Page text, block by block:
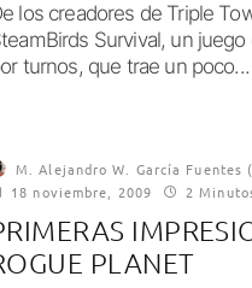
los creadores de Triple
Survival, un
turnos, que trae un poco...
M. Alejandro W. García Fuentes
18 noviembre, 2009
2
PLANET